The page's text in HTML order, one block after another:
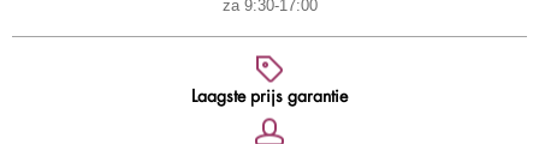
za 9:30-17:00
Laagste prijs garantie